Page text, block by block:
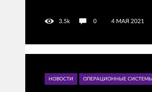
3.5k 0 4 МАЯ 2021
НОВОСТИ ОПЕРАЦИОННЫЕ СИСТЕМЫ